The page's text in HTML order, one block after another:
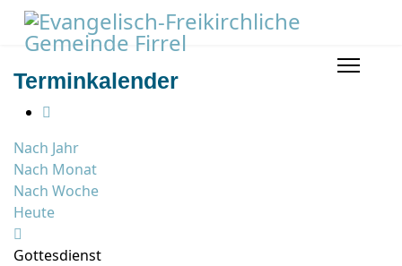
Terminkalender
Nach Jahr
Nach Monat
Nach Woche
Heute
Gottesdienst